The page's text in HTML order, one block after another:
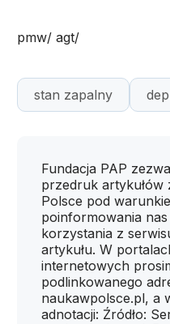
pmw/ agt/
stan zapalny
Fundacja PAP
przedruk artykułów
Polsce pod
poinformowania
korzystania z
artykułu. W
internetowych
podlinkowanego
naukawpolsce.pl, a
adnotacji: Źródło: